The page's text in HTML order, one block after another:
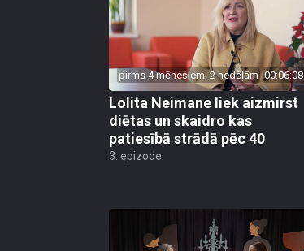
pirms 4 mēnešiem, 2 nedēļām 00:06:08
Lolita Neimane liek aizmirst
diētas un skaidro kas
patiesībā strādā pēc 40
3. epizode